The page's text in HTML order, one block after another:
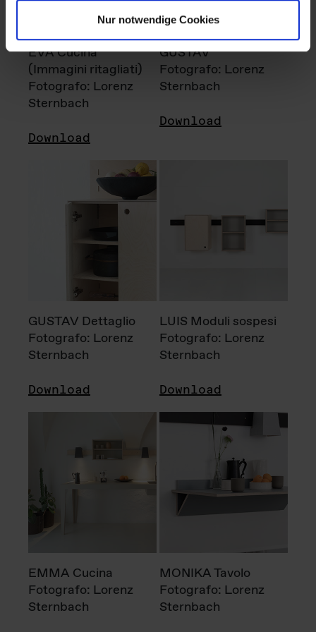
Nur notwendige Cookies
EVA Cucina
(Immagini ritagliati)
Fotografo: Lorenz
Sternbach
Download
GUSTAV
Fotografo: Lorenz
Sternbach
Download
GUSTAV Dettaglio
Fotografo: Lorenz
Sternbach
Download
LUIS Moduli sospesi
Fotografo: Lorenz
Sternbach
Download
EMMA Cucina
Fotografo: Lorenz
Sternbach
MONIKA Tavolo
Fotografo: Lorenz
Sternbach